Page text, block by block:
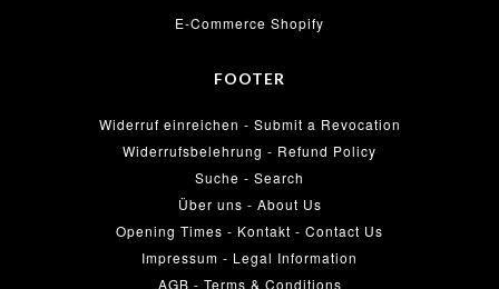
E-Commerce Shopify
FOOTER
Widerruf einreichen - Submit a Revocation
Widerrufsbelehrung - Refund Policy
Suche - Search
Über uns - About Us
Opening Times - Kontakt - Contact Us
Impressum - Legal Information
AGB - Terms & Conditions